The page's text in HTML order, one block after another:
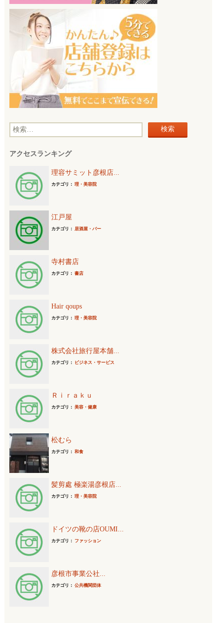
検
:アクセスランキング
理容サミット彦根店...
カテゴリ： 理・美容院
江戸屋
カテゴリ： 居酒屋・バー
寺村書店
カテゴリ： 書店
Hair qoups
カテゴリ： 理・美容院
株式会社旅行屋本舗...
カテゴリ： ビジネス・サービス
Ｒｉｒａｋｕ
カテゴリ： 美容・健康
松むら
カテゴリ： 和食
髪剪處 極楽湯彦根店...
カテゴリ： 理・美容院
ドイツの靴の店OUMI...
カテゴリ： ファッション
彦根市事業公社...
カテゴリ： 公共機関団体